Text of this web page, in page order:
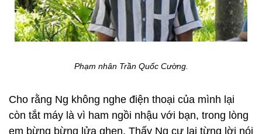
Phạm nhân Trần Quốc Cường.
Cho rằng Ng không nghe điện thoại của mình lại
còn tắt máy là vì ham ngồi nhậu với bạn, trong lòng
em bừng bừng lửa ghen. Thấy Ng cự lại từng lời nói